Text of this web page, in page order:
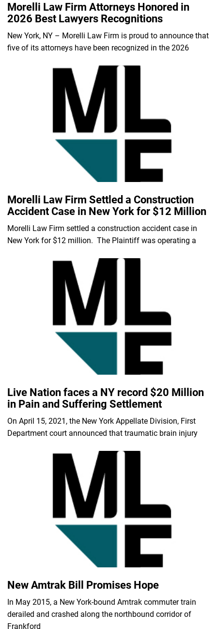
Morelli Law Firm Attorneys Honored in
2026 Best Lawyers Recognitions
New York, NY – Morelli Law Firm is proud to announce that
five of its attorneys have been recognized in the 2026
Morelli Law Firm Settled a Construction
Accident Case in New York for $12 Million
Morelli Law Firm settled a construction accident case in
New York for $12 million. The Plaintiff was operating a
Live Nation faces a NY record $20 Million
in Pain and Suffering Settlement
On April 15, 2021, the New York Appellate Division, First
Department court announced that traumatic brain injury
New Amtrak Bill Promises Hope
In May 2015, a New York-bound Amtrak commuter train
derailed and crashed along the northbound corridor of
Frankford